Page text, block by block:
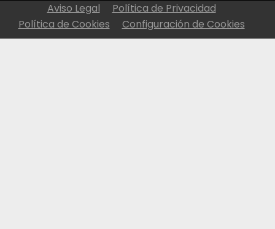
Aviso Legal
Política de Privacidad
Política de Cookies
Configuración de Cookies